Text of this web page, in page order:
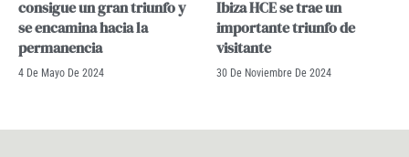
consigue un gran triunfo y
se encamina hacia la
permanencia
4 De Mayo De 2024
Ibiza HCE se trae un
importante triunfo de
visitante
30 De Noviembre De 2024